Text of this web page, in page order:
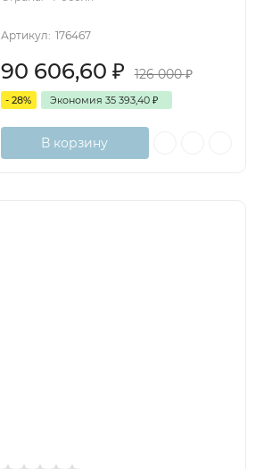
Артикул: 176467
90 606,60 ₽ 126 000₽
- 28% Экономия 35 393,40 ₽
В корзину